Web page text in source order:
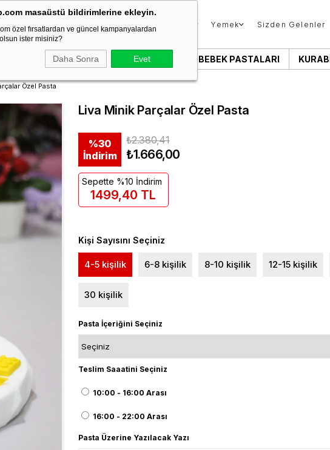
masaüstü bildirimlerine ekleyin.
özel fırsatlardan ve güncel kampanyalardan
ister misiniz?
Daha Sonra Evet
Donut & Berliner Çikolata Tatlı & Kurabiye Yemek Sizden Gelenler
SÖZ & NIŞAN PASTALARI BEBEK PASTALARI
Özel Pasta
Liva Minik Parçalar Özel Pasta
%30
İndirim
₺2.380,41
₺1.666,00
Kişi Sayısını Seçiniz
4-5 kişilik 6-8 kişilik 8-10 kişilik 12-15 kişilik
30 kişilik
Pasta İçeriğini Seçiniz
Teslim Saaatini Seçiniz
10:00 - 16:00 Arası
16:00 - 22:00 Arası
Pasta Üzerine Yazılacak Yazı
Sepette %10 İndirim
1499,40 TL